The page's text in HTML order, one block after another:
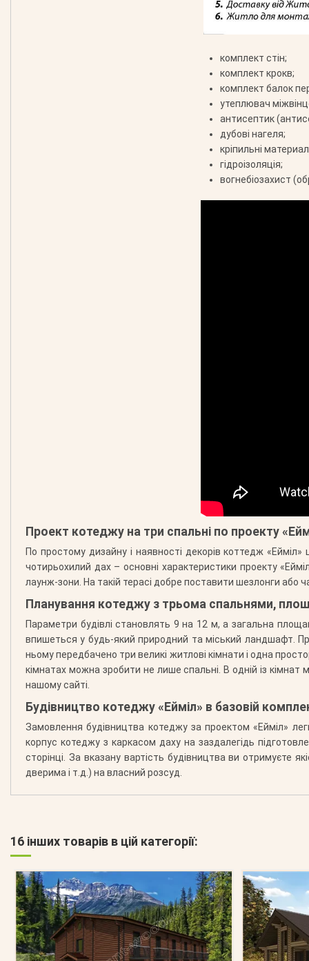
комплект стін;
комплект крокв;
комплект балок
утеплювач
антисептик
дубові нагеля;
кріпильні
гідроізоляція;
вогнебіозахист
Проект котеджу на три спальні по проекту
По простому дизайну і наявності декорів коттедж «Ейміл»
чотирьохилий дах – основні характеристики проекту
лаунж-зони. На такій терасі добре поставити шезлонги
Планування котеджу з трьома спальнями,
Параметри будівлі становлять 9 на 12 м, а загальна
впишеться у будь-який природний та міський ландшафт.
ньому передбачено три великі житлові кімнати і одна
кімнатах можна зробити не лише спальні. В одній із
нашому сайті.
Будівництво котеджу «Ейміл» в базовій
Замовлення будівництва котеджу за проектом «Ейміл»
корпус котеджу з каркасом даху на заздалегідь
сторінці. За вказану вартість будівництва ви отримуєте
дверима і т.д.) на власний розсуд.
16 інших товарів в цій категорії: